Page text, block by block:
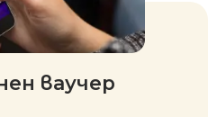
ваучер